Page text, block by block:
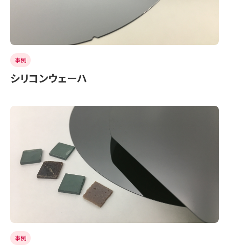
事例
シリコンウェーハ
事例